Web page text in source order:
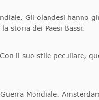
Gli olandesi hanno
storia dei Paesi Bassi.
il suo stile peculiare,
Mondiale.